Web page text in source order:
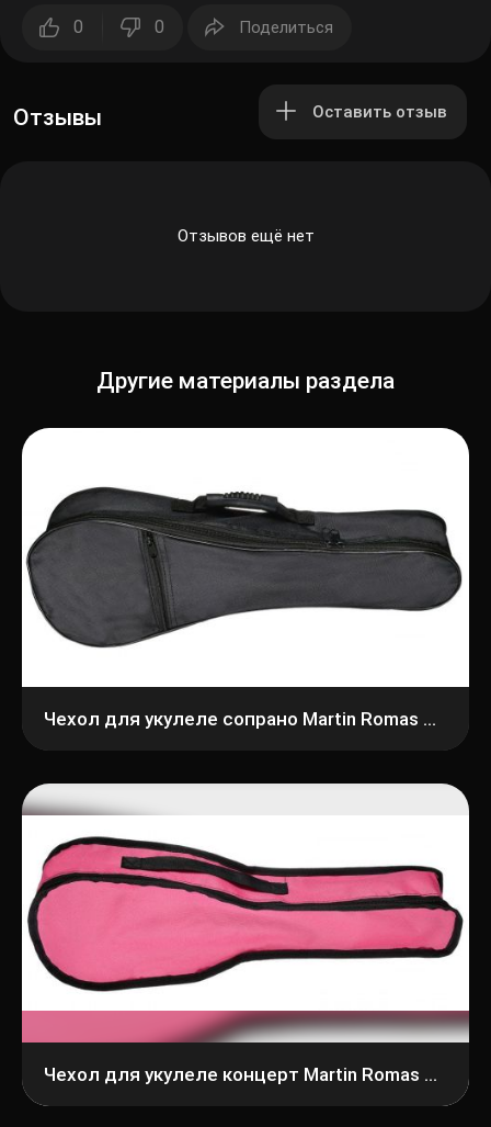
0 0 Поделиться
Отзывы Оставить отзыв
Отзывов ещё нет
Другие материалы раздела
Чехол для укулеле сопрано Martin Romas УС-2 черный
Чехол для укулеле концерт Martin Romas УК-1, розовый